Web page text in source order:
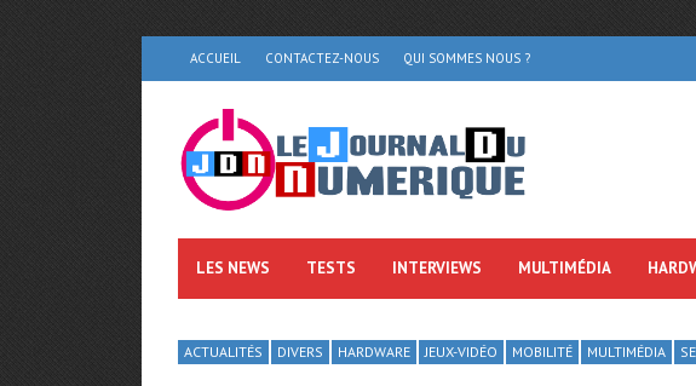
ACCUEIL CONTACTEZ-NOUS QUI SOMMES NOUS ?
LES NEWS TESTS INTERVIEWS MULTIMÉDIA
ACTUALITÉS DIVERS HARDWARE JEUX-VIDÉO MOBILITÉ MULTIMÉDIA